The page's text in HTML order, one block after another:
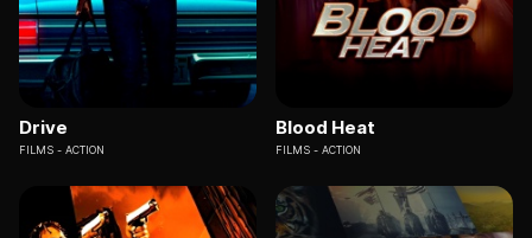
Drive
FILMS ACTION
Blood Heat
FILMS ACTION